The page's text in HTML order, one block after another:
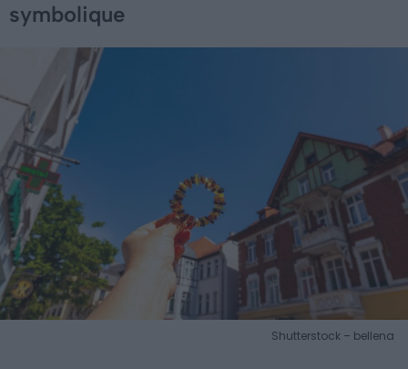
symbolique
Shutterstock – bellena